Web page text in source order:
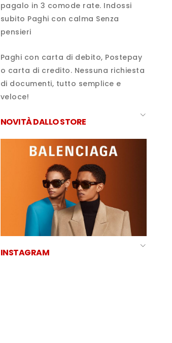
pagalo in 3 comode rate. Indossi
subito Paghi con calma Senza
pensieri
Paghi con carta di debito, Postepay
o carta di credito. Nessuna richiesta
di documenti, tutto semplice e
veloce!
NOVITÀ DALLO STORE
INSTAGRAM